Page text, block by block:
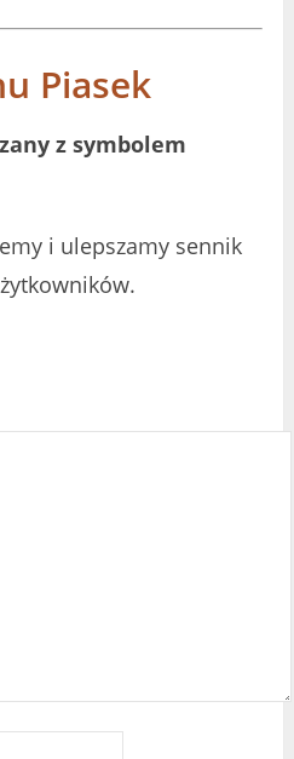
Piasek
z symbolem
i ulepszamy sennik